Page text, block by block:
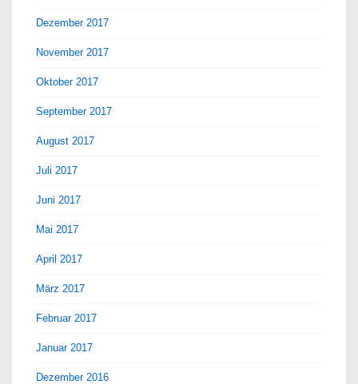
Dezember 2017
November 2017
Oktober 2017
September 2017
August 2017
Juli 2017
Juni 2017
Mai 2017
April 2017
März 2017
Februar 2017
Januar 2017
Dezember 2016